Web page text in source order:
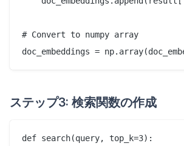
# Convert to numpy array
ステップ3: 検索関数の作成
def search(query, top_k=3):